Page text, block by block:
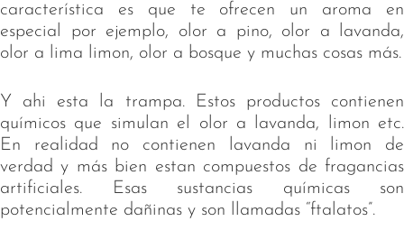
característica es que te ofrecen un aroma en
especial por ejemplo, olor a pino, olor a lavanda,
olor a lima limon, olor a bosque y muchas cosas más.
Y ahi esta la trampa. Estos productos contienen
químicos que simulan el olor a lavanda, limon etc.
En realidad no contienen lavanda ni limon de
verdad y más bien estan compuestos de fragancias
artificiales. Esas sustancias químicas son
potencialmente dañinas y son llamadas “ftalatos”.